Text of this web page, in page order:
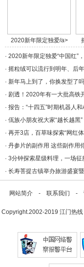
2020新年限定独爱/a>
· 2020新年限定独爱“中国红”
· 摇粒绒可以流行到明年、后
· 新年马上到了，你换发型了
· 剧透！2020年有一大批高铁
· 报告：“十四五”时期机器人和
· 佤族小朋友祝大家“越长越黑
· 再开3店，百草味探索“网红
· 丹参片的副作用 这些副作用
· 3分钟探索星级料理，一场征
· 长寿菩提古镇举办旅游盛宴
网站简介 - 联系我们 -
Copyright.2002-2019 江门热线